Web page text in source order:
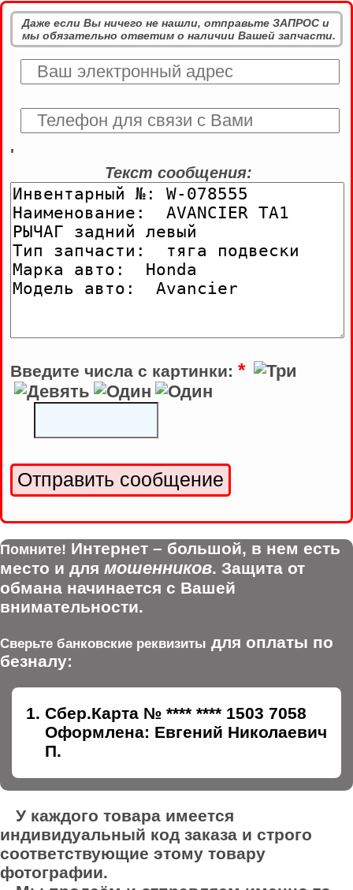
Даже если Вы ничего не нашли, отправьте ЗАПРОС и
мы обязательно ответим о наличии Вашей запчасти.
'
Текст сообщения:
Введите числа с картинки: *
Помните! Интернет – большой, в нем есть
место и для мошенников. Защита от
обмана начинается с Вашей
внимательности.
Сверьте банковские реквизиты для оплаты по
безналу:
Сбер.Карта № **** **** 1503 7058
Оформлена: Евгений Николаевич
П.
У каждого товара имеется
индивидуальный код заказа и строго
соответствующие этому товару
фотографии.